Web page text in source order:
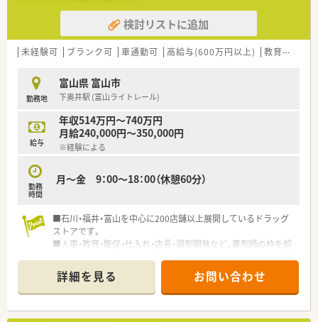
検討リストに追加
未経験可 ブランク可 車通勤可 高給与(600万円以上) 教育制度あり
勤務地
富山県 富山市
下奥井駅 (富山ライトレール)
給与
年収514万円～740万円
月給240,000円～350,000円
※経験による
勤務
時間
月～金 9：00～18：00（休憩60分）
■石川・福井・富山を中心に200店舗以上展開しているドラッグ
ストアです。
■人事・教育・販促・仕入れ・店長・調剤開発など、薬剤師の枠を超
す。
■福利厚生も充実で、子育て中の方には、スリークオーター制度
があり、正社員の3/4の勤務でお仕事いただくことも出来ます。
詳細を見る お問い合わせ